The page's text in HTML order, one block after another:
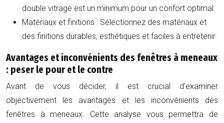
double vitrage est un minimum pour un confort optimal.
Matériaux et finitions : Sélectionnez des matériaux et
des finitions durables, esthétiques et faciles à entretenir.
Avantages et inconvénients des fenêtres à meneaux
: peser le pour et le contre
Avant de vous décider, il est crucial d’examiner
objectivement les avantages et les inconvénients des
fenêtres à meneaux. Cette analyse vous permettra de